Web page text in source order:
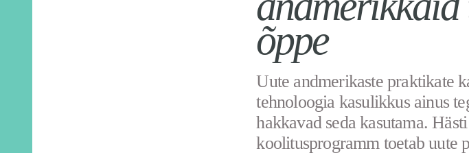
õppe
Uute andmerikaste praktikate
tehnoloogia kasulikkus ainus
hakkavad seda kasutama.
koolitusprogramm toetab uute